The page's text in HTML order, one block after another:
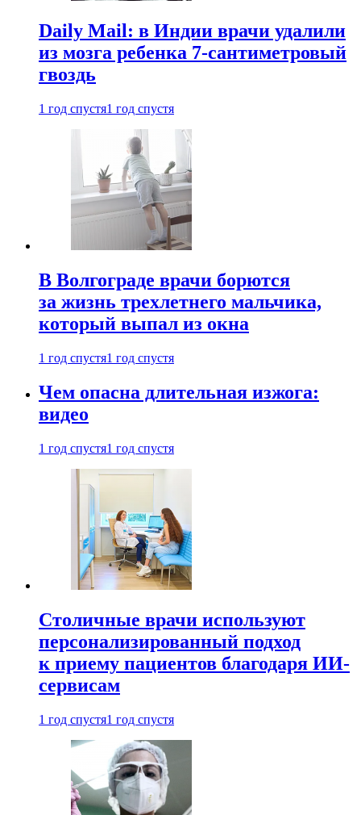
Daily Mail: в Индии врачи удалили
из мозга ребенка 7-сантиметровый
гвоздь
1 год спустя1 год спустя
В Волгограде врачи борются
за жизнь трехлетнего мальчика,
который выпал из окна
1 год спустя1 год спустя
Чем опасна длительная изжога:
видео
1 год спустя1 год спустя
Столичные врачи используют
персонализированный подход
к приему пациентов благодаря ИИ-
сервисам
1 год спустя1 год спустя